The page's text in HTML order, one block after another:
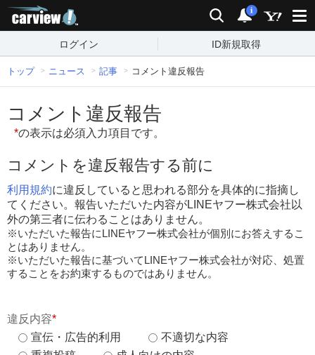
検索 通知
i
ログイン ID新規取得
トップ ニュース 記事 コメント違反報告
コメント違反報告
*の表示は必須入力項目です。
コメントを違反報告する前に
利用規約に違反していると思われる部分を具体的に指摘し
てください。報告いただいた内容がLINEヤフー株式会社以
外の第三者に伝わることはありません。
※いただいた報告にLINEヤフー株式会社が個別にお答えするこ
とはありません。
※いただいた報告に基づいてLINEヤフー株式会社が対応、処置
することをお約束するものではありません。
違反内容*
宣伝・広告的利用
不適切な内容